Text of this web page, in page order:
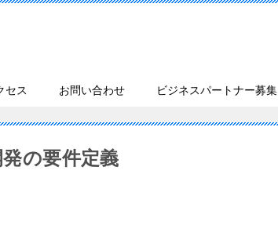
セス お問い合わせ ビジネスパートナー募集
の要件定義